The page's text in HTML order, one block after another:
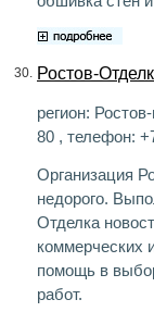
30. Ростов-
регион:
80 , телефон:
Организация
недорого.
Отделка
коммерческих
помощь в
работ.